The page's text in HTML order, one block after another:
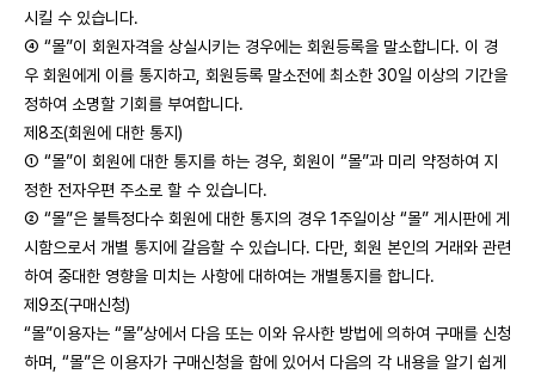
시킬 수 있습니다.
④ “몰”이 회원자격을 상실시키는 경우에는 회원등록을 말소합니다. 이 경
우 회원에게 이를 통지하고, 회원등록 말소전에 최소한 30일 이상의 기간을
정하여 소명할 기회를 부여합니다.
제8조(회원에 대한 통지)
① “몰”이 회원에 대한 통지를 하는 경우, 회원이 “몰”과 미리 약정하여 지
정한 전자우편 주소로 할 수 있습니다.
② “몰”은 불특정다수 회원에 대한 통지의 경우 1주일이상 “몰” 게시판에 게
시함으로서 개별 통지에 갈음할 수 있습니다. 다만, 회원 본인의 거래와 관련
하여 중대한 영향을 미치는 사항에 대하여는 개별통지를 합니다.
제9조(구매신청)
“몰”이용자는 “몰”상에서 다음 또는 이와 유사한 방법에 의하여 구매를 신청
하며, “몰”은 이용자가 구매신청을 함에 있어서 다음의 각 내용을 알기 쉽게